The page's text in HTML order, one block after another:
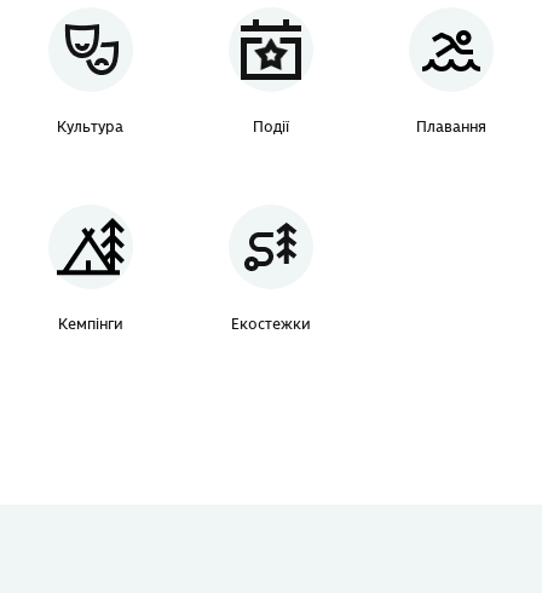
Культура Події Плавання
Кемпінги Екостежки